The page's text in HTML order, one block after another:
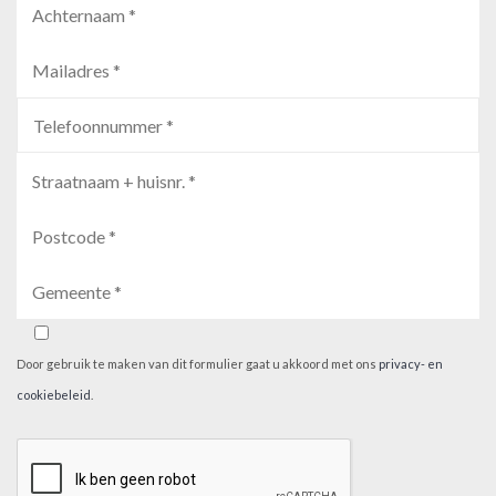
Door gebruik te maken van dit formulier gaat u akkoord met ons privacy- en
cookiebeleid